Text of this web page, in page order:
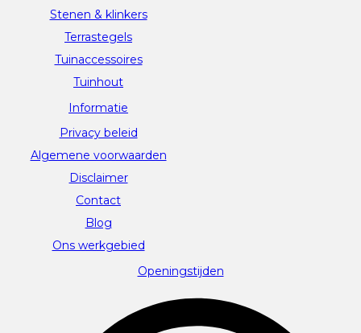
Stenen & klinkers
Terrastegels
Tuinaccessoires
Tuinhout
Informatie
Privacy beleid
Algemene voorwaarden
Disclaimer
Contact
Blog
Ons werkgebied
Openingstijden